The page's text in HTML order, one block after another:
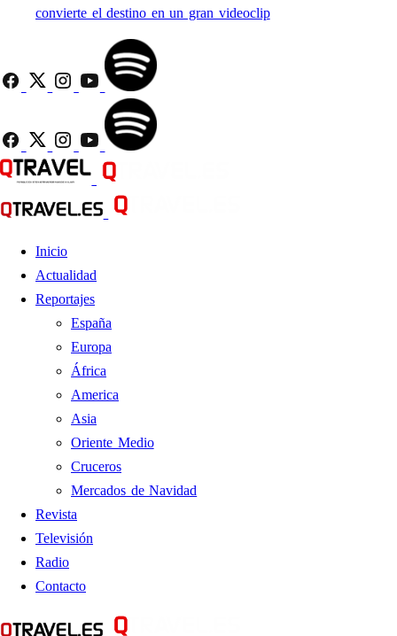
convierte el destino en un gran videoclip
Inicio
Actualidad
Reportajes
España
Europa
África
America
Asia
Oriente Medio
Cruceros
Mercados de Navidad
Revista
Televisión
Radio
Contacto